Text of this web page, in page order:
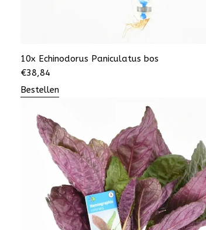
10x Echinodorus Paniculatus bos
€38,84
Bestellen